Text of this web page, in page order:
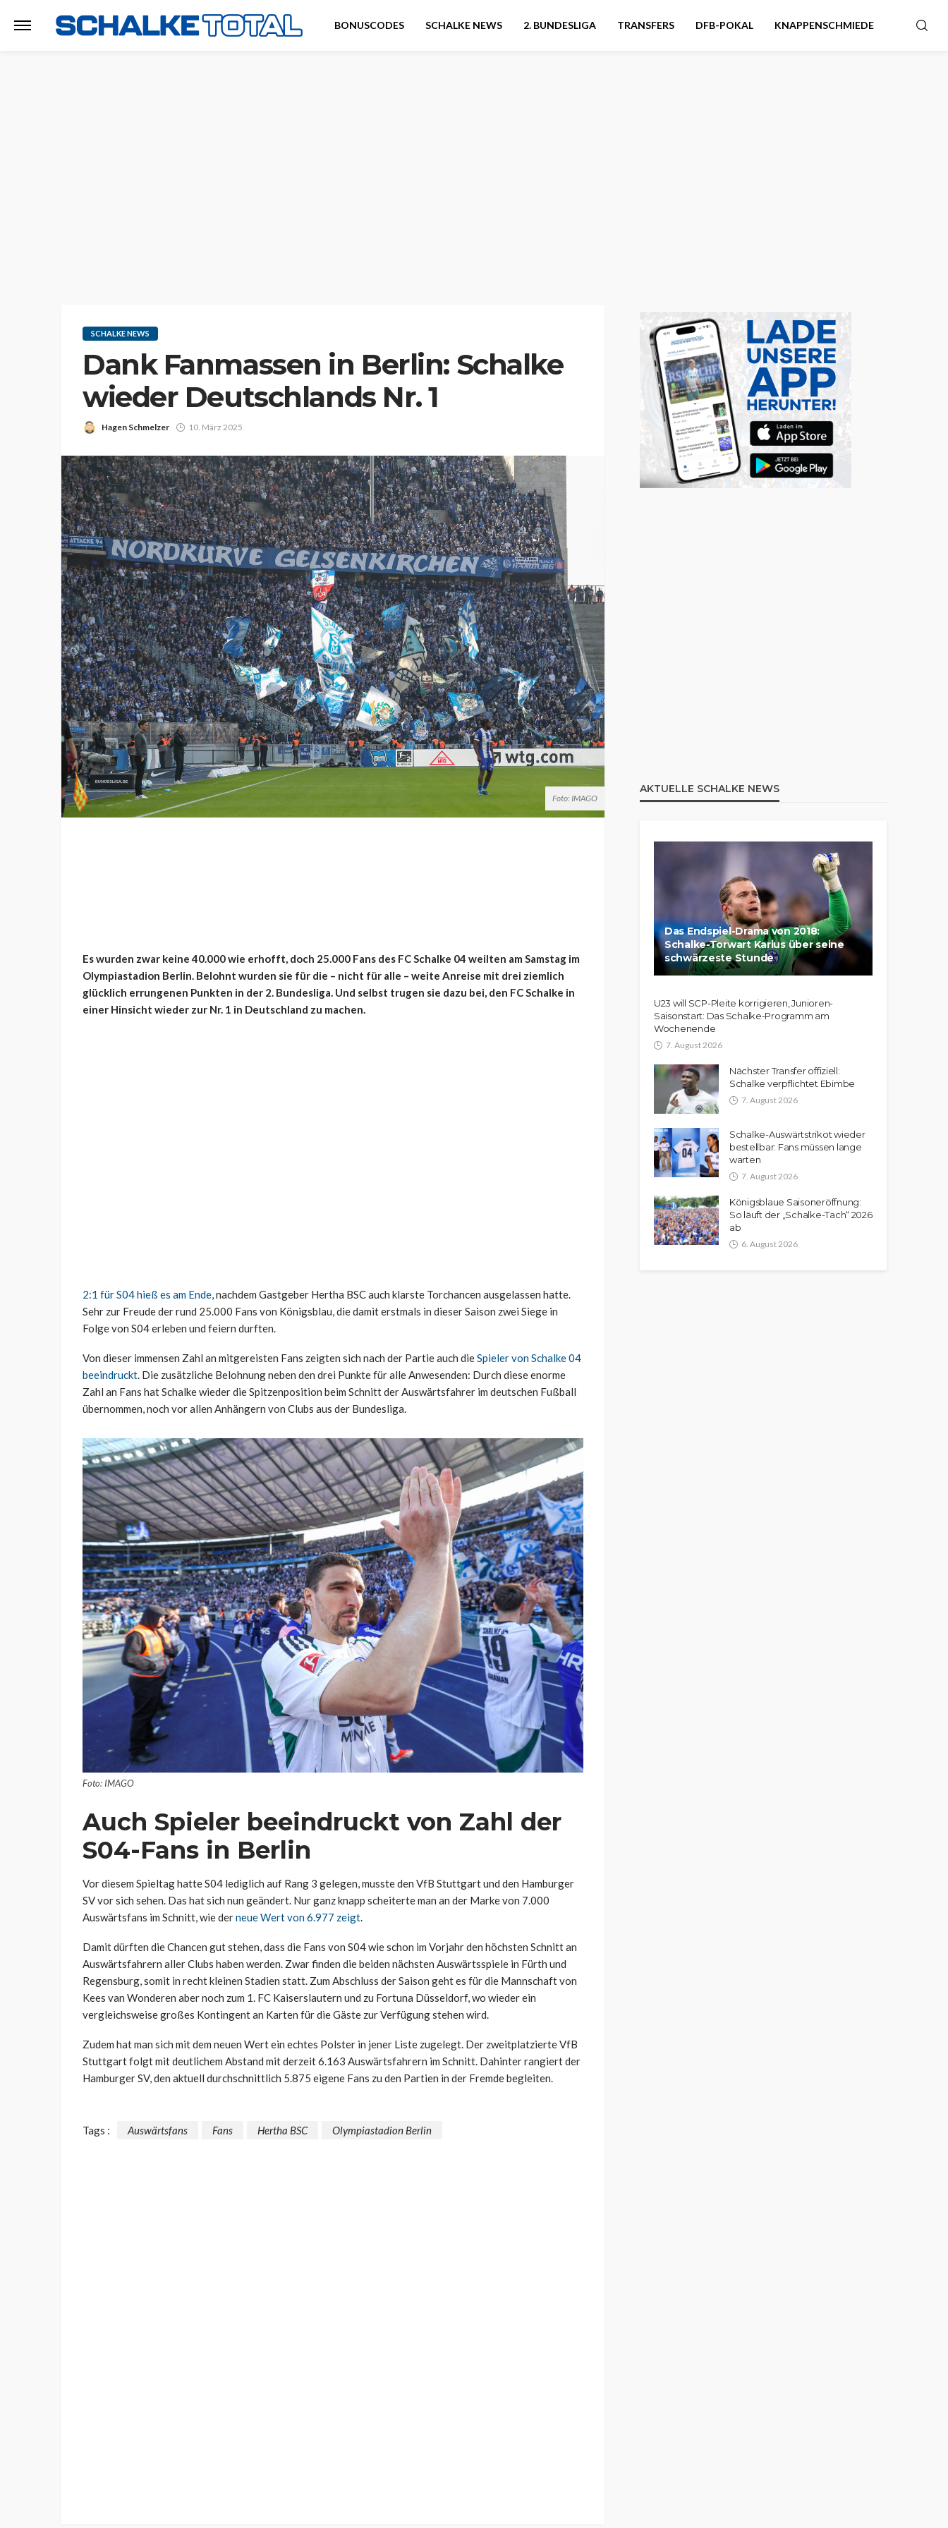
BONUSCODES SCHALKE NEWS 2. BUNDESLIGA TRANSFERS DFB-POKAL KNAPPENSCHMIEDE
SCHALKE NEWS
Dank Fanmassen in Berlin: Schalke
wieder Deutschlands Nr. 1
Hagen Schmelzer 10. März 2025
Foto: IMAGO
Es wurden zwar keine 40.000 wie erhofft, doch 25.000 Fans des FC Schalke 04 weilten am Samstag im
Olympiastadion Berlin. Belohnt wurden sie für die – nicht für alle – weite Anreise mit drei ziemlich
glücklich errungenen Punkten in der 2. Bundesliga. Und selbst trugen sie dazu bei, den FC Schalke in
einer Hinsicht wieder zur Nr. 1 in Deutschland zu machen.
2:1 für S04 hieß es am Ende, nachdem Gastgeber Hertha BSC auch klarste Torchancen ausgelassen hatte.
Sehr zur Freude der rund 25.000 Fans von Königsblau, die damit erstmals in dieser Saison zwei Siege in
Folge von S04 erleben und feiern durften.
Von dieser immensen Zahl an mitgereisten Fans zeigten sich nach der Partie auch dieSpieler von Schalke 04
beeindruckt. Die zusätzliche Belohnung neben den drei Punkte für alle Anwesenden: Durch diese enorme
Zahl an Fans hat Schalke wieder die Spitzenposition beim Schnitt der Auswärtsfahrer im deutschen Fußball
übernommen, noch vor allen Anhängern von Clubs aus der Bundesliga.
Foto: IMAGO
Auch Spieler beeindruckt von Zahl der
S04-Fans in Berlin
Vor diesem Spieltag hatte S04 lediglich auf Rang 3 gelegen, musste den VfB Stuttgart und den Hamburger
SV vor sich sehen. Das hat sich nun geändert. Nur ganz knapp scheiterte man an der Marke von 7.000
Auswärtsfans im Schnitt, wie derneue Wert von 6.977 zeigt.
Damit dürften die Chancen gut stehen, dass die Fans von S04 wie schon im Vorjahr den höchsten Schnitt an
Auswärtsfahrern aller Clubs haben werden. Zwar finden die beiden nächsten Auswärtsspiele in Fürth und
Regensburg, somit in recht kleinen Stadien statt. Zum Abschluss der Saison geht es für die Mannschaft von
Kees van Wonderen aber noch zum 1. FC Kaiserslautern und zu Fortuna Düsseldorf, wo wieder ein
vergleichsweise großes Kontingent an Karten für die Gäste zur Verfügung stehen wird.
Zudem hat man sich mit dem neuen Wert ein echtes Polster in jener Liste zugelegt. Der zweitplatzierte VfB
Stuttgart folgt mit deutlichem Abstand mit derzeit 6.163 Auswärtsfahrern im Schnitt. Dahinter rangiert der
Hamburger SV, den aktuell durchschnittlich 5.875 eigene Fans zu den Partien in der Fremde begleiten.
Tags : Auswärtsfans Fans Hertha BSC Olympiastadion Berlin
AKTUELLE SCHALKE NEWS
Das Endspiel-Drama von 2018:
Schalke-Torwart Karius über seine
schwärzeste Stunde
U23 will SCP-Pleite korrigieren, Junioren-
Saisonstart: Das Schalke-Programm am
Wochenende
7. August 2026
Nächster Transfer offiziell:
Schalke verpflichtet Ebimbe
7. August 2026
Schalke-Auswärtstrikot wieder
bestellbar: Fans müssen lange
warten
7. August 2026
Königsblaue Saisoneröffnung:
So läuft der „Schalke-Tach“ 2026
ab
6. August 2026